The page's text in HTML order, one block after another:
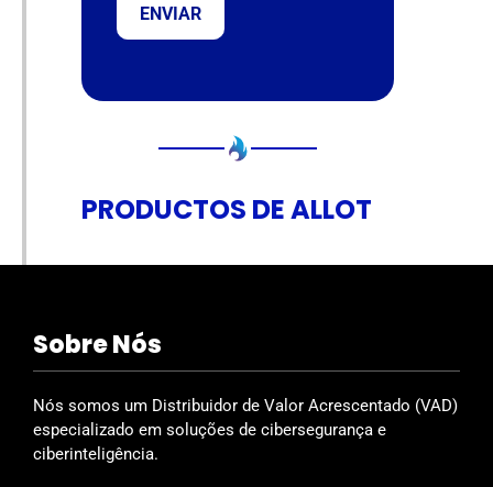
PRODUCTOS DE ALLOT
Sobre Nós
Nós somos um Distribuidor de Valor Acrescentado (VAD)
especializado em soluções de cibersegurança e
ciberinteligência.